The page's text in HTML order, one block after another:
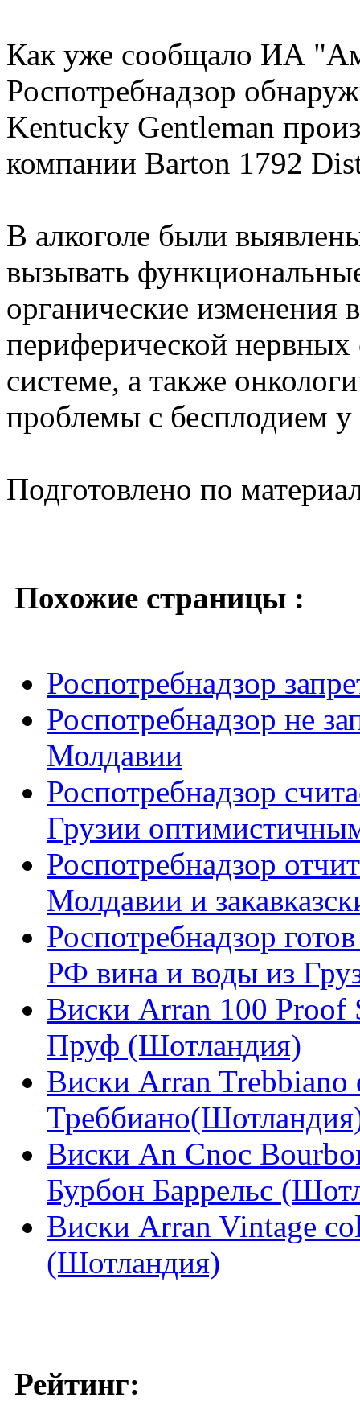
Как уже сообщало ИА
Роспотребнадзор
Kentucky Gentleman
компании Barton 1792
В алкоголе были
вызывать
органические изменения
периферической
системе, а также
проблемы с бесплодием
Подготовлено по
Похожие страницы :
Роспотребнадзор
Роспотребнадзор не
Молдавии
Роспотребнадзор
Грузии
Роспотребнадзор
Молдавии и
Роспотребнадзор
РФ вина и воды из
Виски Arran 100
Пруф (Шотландия)
Виски Arran
Виски An Cnoc
Бурбон Баррельс
Виски Arran Vintage
(Шотландия)
Рейтинг: